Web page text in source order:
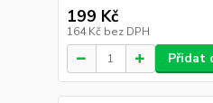
199 Kč
164 Kč bez DPH
Přidat